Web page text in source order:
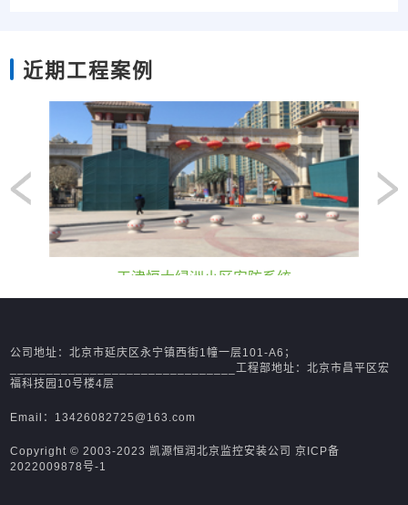
近期工程案例
中国人民解放军某研究院监控系统
公司地址：北京市延庆区永宁镇西街1幢一层101-A6；
_______________________________工程部地址：北京市昌平区宏
福科技园10号楼4层
Email：13426082725@163.com
Copyright © 2003-2023 凯源恒润北京监控安装公司京ICP备
2022009878号-1